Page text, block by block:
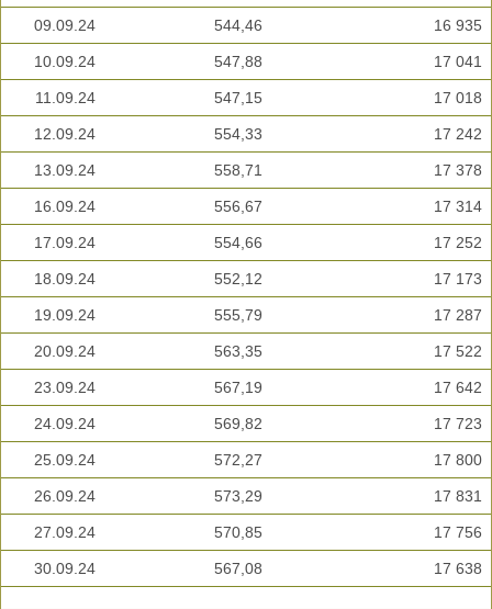
09.09.24 544,46 16 935
10.09.24 547,88 17 041
11.09.24 547,15 17 018
12.09.24 554,33 17 242
13.09.24 558,71 17 378
16.09.24 556,67 17 314
17.09.24 554,66 17 252
18.09.24 552,12 17 173
19.09.24 555,79 17 287
20.09.24 563,35 17 522
23.09.24 567,19 17 642
24.09.24 569,82 17 723
25.09.24 572,27 17 800
26.09.24 573,29 17 831
27.09.24 570,85 17 756
30.09.24 567,08 17 638